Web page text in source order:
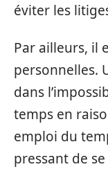
éviter les
Par ailleurs, il
personnelles.
dans
temps en
emploi du
pressant de